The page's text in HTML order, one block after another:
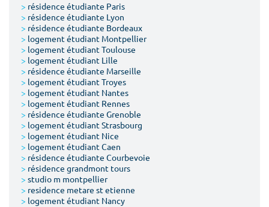
> résidence étudiante Paris
> résidence étudiante Lyon
> résidence étudiante Bordeaux
> logement étudiant Montpellier
> logement étudiant Toulouse
> logement étudiant Lille
> résidence étudiante Marseille
> logement étudiant Troyes
> logement étudiant Nantes
> logement étudiant Rennes
> résidence étudiante Grenoble
> logement étudiant Strasbourg
> logement étudiant Nice
> logement étudiant Caen
> résidence étudiante Courbevoie
> résidence grandmont tours
> studio m montpellier
> residence metare st etienne
> logement étudiant Nancy